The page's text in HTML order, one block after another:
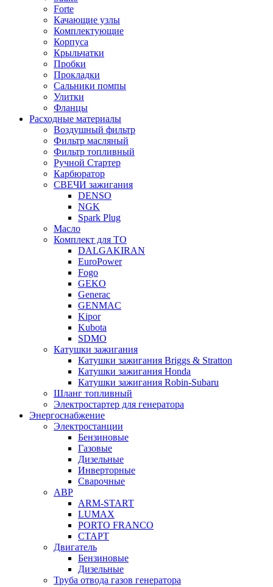
Forte
Качающие узлы
Комплектующие
Корпуса
Крыльчатки
Пробки
Прокладки
Сальники помпы
Улитки
Фланцы
Расходные материалы
Воздушный фильтр
Фильтр масляный
Фильтр топливный
Ручной Стартер
Карбюратор
СВЕЧИ зажигания
DENSO
NGK
Spark Plug
Масло
Комплект для ТО
DALGAKIRAN
EuroPower
Fogo
GEKO
Generac
GENMAC
Kipor
Kubota
SDMO
Катушки зажигания
Катушки зажигания Briggs & Stratton
Катушки зажигания Honda
Катушки зажигания Robin-Subaru
Шланг топливный
Электростартер для генератора
Энергоснабжение
Электростанции
Бензиновые
Газовые
Дизельные
Инверторные
Сварочные
АВР
ARM-START
LUMAX
PORTO FRANCO
СТАРТ
Двигатель
Бензиновые
Дизельные
Труба отвода газов генератора